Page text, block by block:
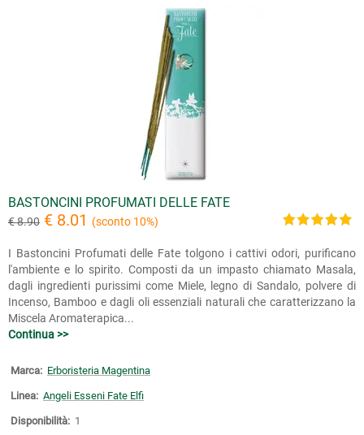
BASTONCINI PROFUMATI DELLE FATE
€ 8.90 € 8.01 (sconto 10%)
I Bastoncini Profumati delle Fate tolgono i cattivi odori, purificano
l'ambiente e lo spirito. Composti da un impasto chiamato Masala,
dagli ingredienti purissimi come Miele, legno di Sandalo, polvere di
Incenso, Bamboo e dagli oli essenziali naturali che caratterizzano la
Miscela Aromaterapica...
Continua >>
Marca: Erboristeria Magentina
Linea: Angeli Esseni Fate Elfi
Disponibilità: 1